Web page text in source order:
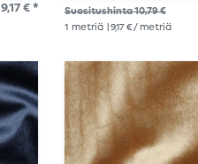
9,17 € * Suositushinta 10,79 €
1 metriä | 9,17 € / metriä